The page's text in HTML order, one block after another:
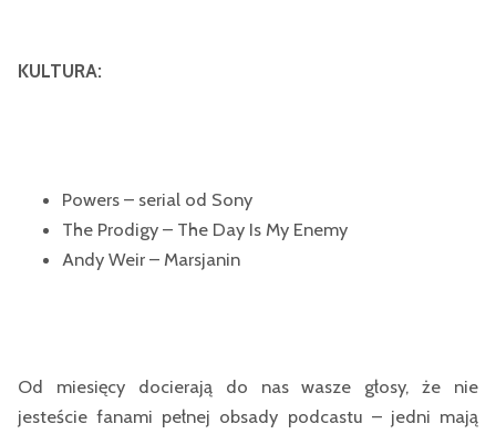
KULTURA:
Powers – serial od Sony
The Prodigy – The Day Is My Enemy
Andy Weir – Marsjanin
Od miesięcy docierają do nas wasze głosy, że nie
jesteście fanami pełnej obsady podcastu – jedni mają